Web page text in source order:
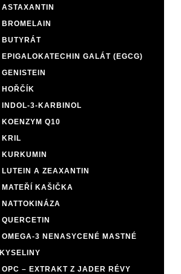
ASTAXANTIN
BROMELAIN
BUTYRÁT
EPIGALOKATECHIN GALÁT (EGCG)
GENISTEIN
HOŘČÍK
INDOL-3-KARBINOL
KOENZYM Q10
KRIL
KURKUMIN
LUTEIN A ZEAXANTIN
MATEŘÍ KAŠIČKA
NATTOKINÁZA
QUERCETIN
OMEGA-3 NENASYCENÉ MASTNÉ
KYSELINY
OPC – EXTRAKT Z JADER RÉVY